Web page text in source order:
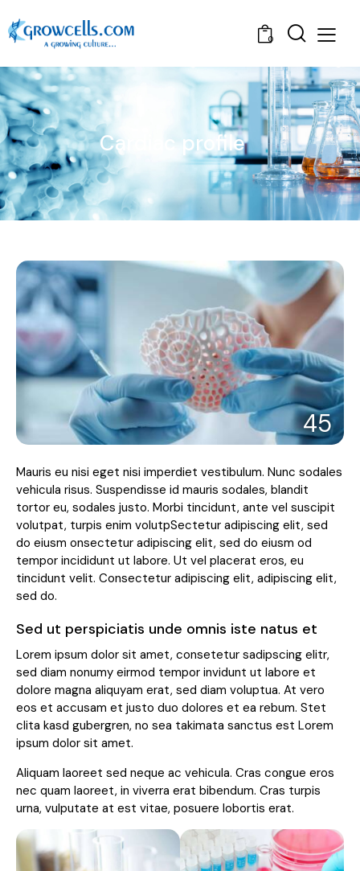
0
Cardiac profile
45
Mauris eu nisi eget nisi imperdiet vestibulum. Nunc sodales
vehicula risus. Suspendisse id mauris sodales, blandit
tortor eu, sodales justo. Morbi tincidunt, ante vel suscipit
volutpat, turpis enim volutpSectetur adipiscing elit, sed
do eiusm onsectetur adipiscing elit, sed do eiusm od
tempor incididunt ut labore. Ut vel placerat eros, eu
tincidunt velit. Consectetur adipiscing elit, adipiscing elit,
sed do.
Sed ut perspiciatis unde omnis iste natus et
Lorem ipsum dolor sit amet, consetetur sadipscing elitr,
sed diam nonumy eirmod tempor invidunt ut labore et
dolore magna aliquyam erat, sed diam voluptua. At vero
eos et accusam et justo duo dolores et ea rebum. Stet
clita kasd gubergren, no sea takimata sanctus est Lorem
ipsum dolor sit amet.
Aliquam laoreet sed neque ac vehicula. Cras congue eros
nec quam laoreet, in viverra erat bibendum. Cras turpis
urna, vulputate at est vitae, posuere lobortis erat.